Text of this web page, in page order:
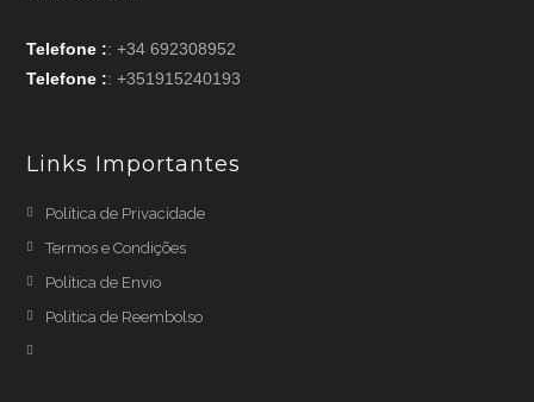
Telefone :: +34 692308952
Telefone :: +351915240193
Links Importantes
Política de Privacidade
Termos e Condições
Política de Envio
Política de Reembolso